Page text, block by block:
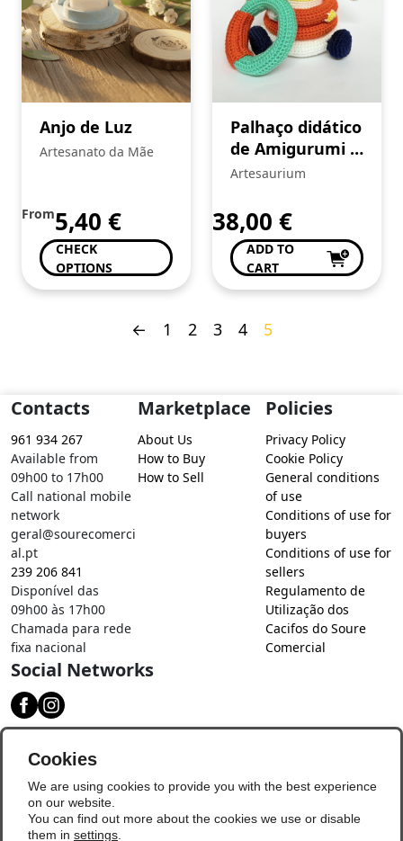
Anjo de Luz
Artesanato da Mãe
From5,40 €
CHECK
OPTIONS
Palhaço didático
de Amigurumi –
crochê
Artesaurium
38,00 €
ADD TO
CART
← 1 2 3 4 5
Contacts
961 934 267
Available from
09h00 to 17h00
Call national mobile
network
geral@sourecomerci
al.pt
239 206 841
Disponível das
09h00 às 17h00
Chamada para rede
fixa nacional
Marketplace
About Us
How to Buy
How to Sell
Policies
Privacy Policy
Cookie Policy
General conditions
of use
Conditions of use for
buyers
Conditions of use for
sellers
Regulamento de
Utilização dos
Cacifos do Soure
Comercial
Social Networks
Cookies
We are using cookies to provide you with the best experience
on our website.
You can find out more about the cookies we use or disable
them in settings